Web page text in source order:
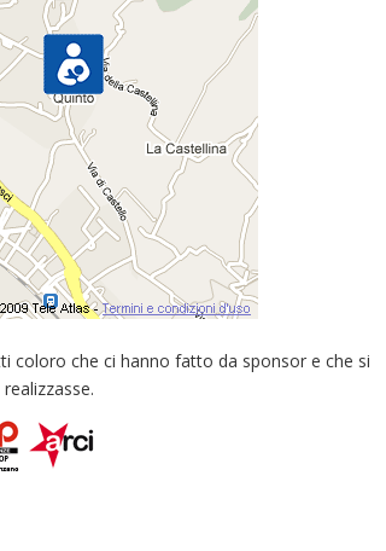
coloro che ci hanno fatto da sponsor e che si